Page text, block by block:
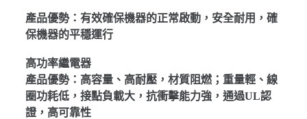
產品優勢：有效確保機器的正常啟動，安全耐用，確
保機器的平穩運行
高功率繼電器
產品優勢：高容量、高耐壓，材質阻燃；重量輕、線
圈功耗低，接點負載大，抗衝擊能力強，通過UL認
證，高可靠性